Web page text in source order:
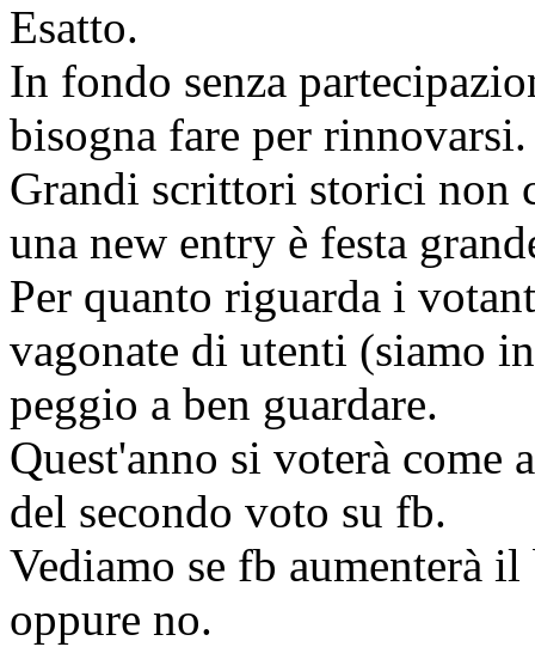
Esatto.
In fondo senza
bisogna fare per rinnovarsi.
Grandi scrittori storici non
una new entry è festa
Per quanto riguarda i
vagonate di utenti (siamo
peggio a ben guardare.
Quest'anno si voterà
del secondo voto su fb.
Vediamo se fb aumenterà
oppure no.